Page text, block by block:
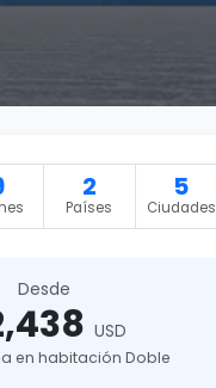
2
Países
5
Ciudades
Desde
USD
en habitación Doble